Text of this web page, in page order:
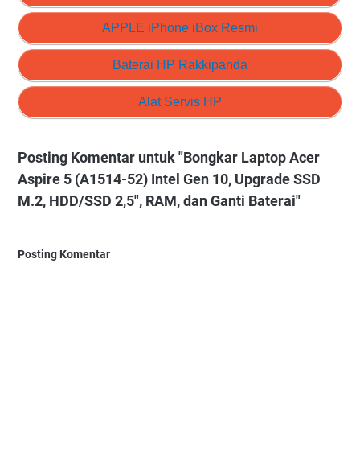
APPLE iPhone iBox Resmi
Baterai HP Rakkipanda
Alat Servis HP
Posting Komentar untuk "Bongkar Laptop Acer
Aspire 5 (A1514-52) Intel Gen 10, Upgrade SSD
M.2, HDD/SSD 2,5", RAM, dan Ganti Baterai"
Posting Komentar